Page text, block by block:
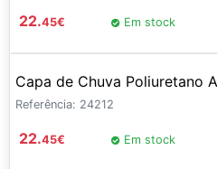
22.45€ Em stock
Capa de Chuva Poliuretano
Referência: 24212
22.45€ Em stock